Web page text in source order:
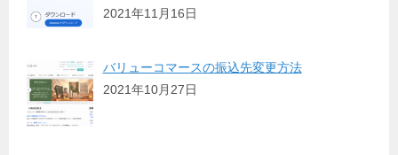
2021年11月16日
バリューコマースの振込先変更方法
2021年10月27日